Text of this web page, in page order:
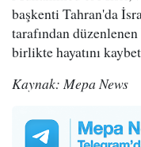
başkenti Tahran'da
tarafından
birlikte hayatını
Kaynak: Mepa News